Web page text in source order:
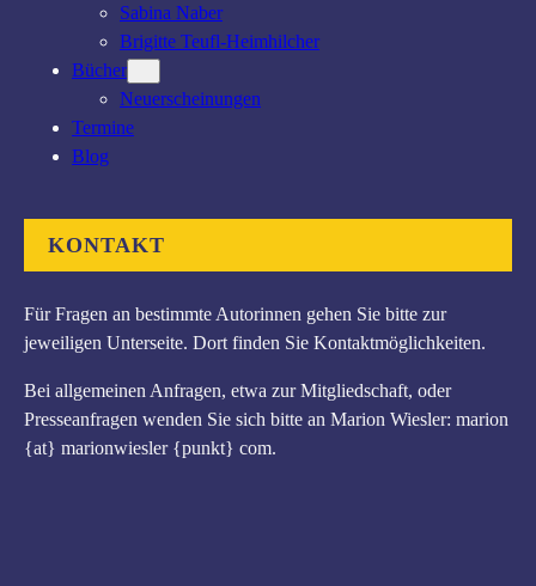
Sabina Naber
Brigitte Teufl-Heimhilcher
Bücher
Neuerscheinungen
Termine
Blog
KONTAKT
Für Fragen an bestimmte Autorinnen gehen Sie bitte zur
jeweiligen Unterseite. Dort finden Sie Kontaktmöglichkeiten.
Bei allgemeinen Anfragen, etwa zur Mitgliedschaft, oder
Presseanfragen wenden Sie sich bitte an Marion Wiesler: marion
{at} marionwiesler {punkt} com.